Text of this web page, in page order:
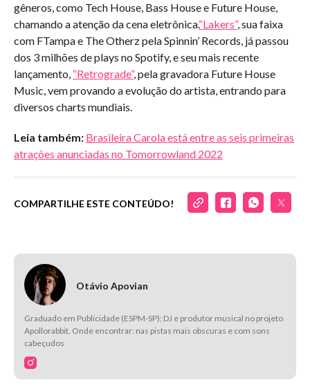
gêneros, como Tech House, Bass House e Future House,
chamando a atenção da cena eletrônica.“Lakers”, sua faixa
com FTampa e The Otherz pela Spinnin’ Records, já passou
dos 3 milhões de plays no Spotify, e seu mais recente
lançamento, “Retrograde”, pela gravadora Future House
Music, vem provando a evolução do artista, entrando para
diversos charts mundiais.
Leia também: Brasileira Carola está entre as seis primeiras
atrações anunciadas no Tomorrowland 2022
COMPARTILHE ESTE CONTEÚDO!
Otávio Apovian
Graduado em Publicidade (ESPM-SP); DJ e produtor musical no projeto
Apollorabbit. Onde encontrar: nas pistas mais obscuras e com sons
cabeçudos